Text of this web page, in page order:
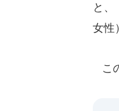
と
女性）
こ